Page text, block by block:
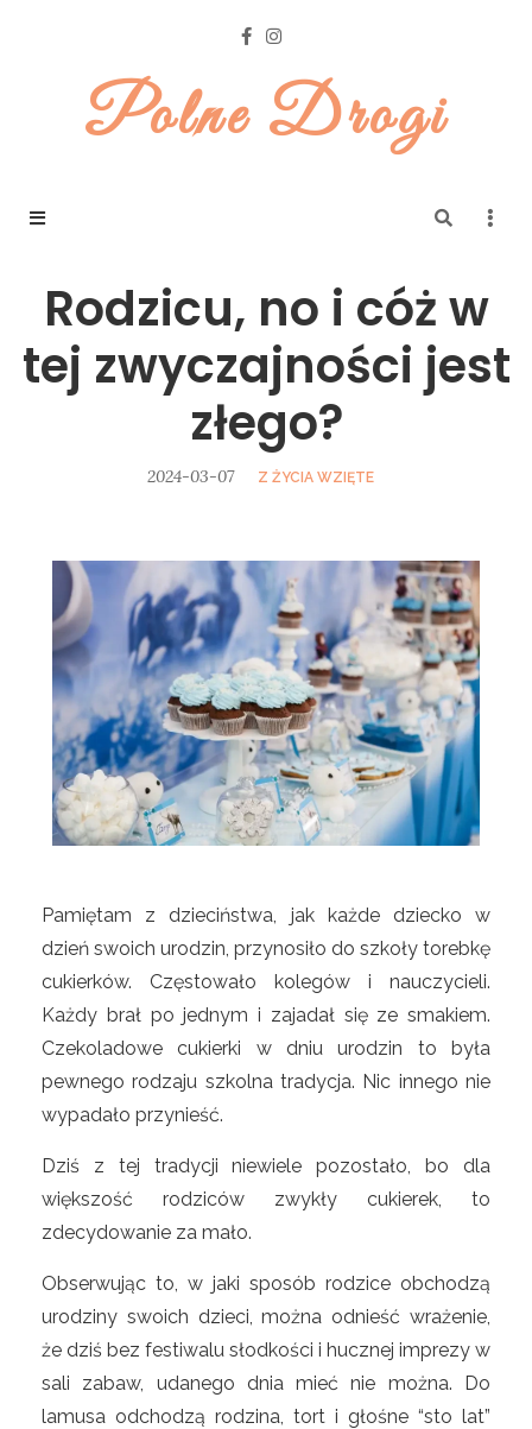
Polne Drogi
Rodzicu, no i cóż w
tej zwyczajności jest
złego?
2024-03-07 Z ŻYCIA WZIĘTE
Pamiętam z dzieciństwa, jak każde dziecko w
dzień swoich urodzin, przynosiło do szkoły torebkę
cukierków. Częstowało kolegów i nauczycieli.
Każdy brał po jednym i zajadał się ze smakiem.
Czekoladowe cukierki w dniu urodzin to była
pewnego rodzaju szkolna tradycja. Nic innego nie
wypadało przynieść.
Dziś z tej tradycji niewiele pozostało, bo dla
większość rodziców zwykły cukierek, to
zdecydowanie za mało.
Obserwując to, w jaki sposób rodzice obchodzą
urodziny swoich dzieci, można odnieść wrażenie,
że dziś bez festiwalu słodkości i hucznej imprezy w
sali zabaw, udanego dnia mieć nie można. Do
lamusa odchodzą rodzina, tort i głośne “sto lat”